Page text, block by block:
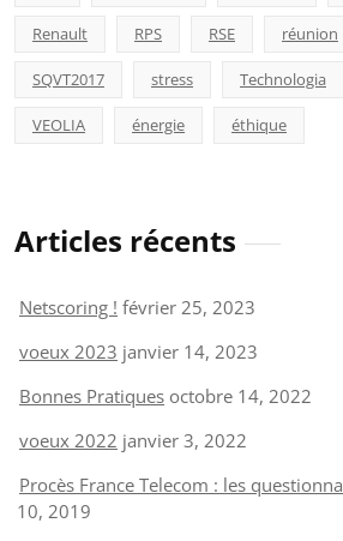
Renault RPS RSE réunion
SQVT2017 stress Technologia
VEOLIA énergie éthique
Articles récents
Netscoring ! février 25, 2023
voeux 2023 janvier 14, 2023
Bonnes Pratiques octobre 14, 2022
voeux 2022 janvier 3, 2022
Procès France Telecom : les
10, 2019